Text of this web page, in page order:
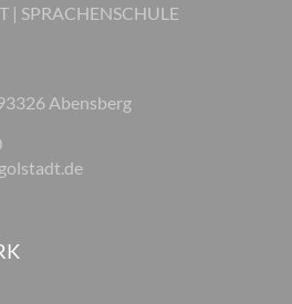
| SPRACHENSCHULE
Abensberg